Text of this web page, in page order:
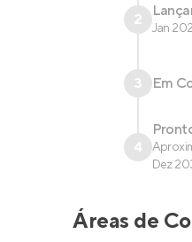
2 Jan
3 Em
4
Dez
Áreas de